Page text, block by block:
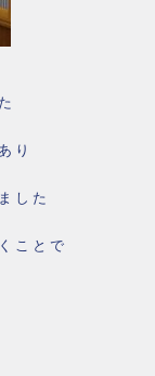
り
した
ことで